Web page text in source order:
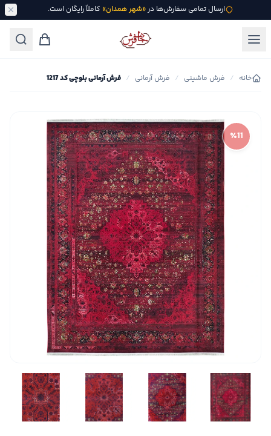
ارسال تمامی سفارش‌ها در«شهر همدان» کاملاً رایگان است.
خانه / فرش ماشینی / فرش آرمانی / فرش آرمانی بلوچی کد 1217
٪11